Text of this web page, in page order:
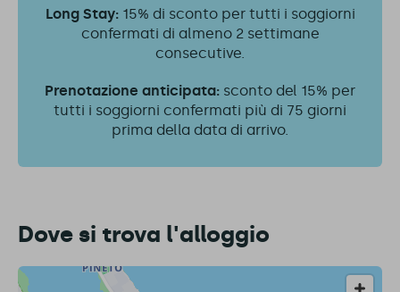
Long Stay:15% di sconto per tutti i soggiorni
confermati di almeno 2 settimane
consecutive.
Prenotazione anticipata: sconto del 15% per
tutti i soggiorni confermati più di 75 giorni
prima della data di arrivo.
Dove si trova l'alloggio